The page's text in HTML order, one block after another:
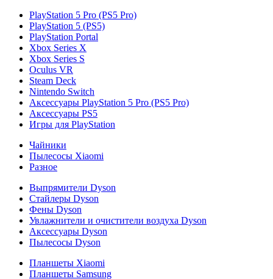
PlayStation 5 Pro (PS5 Pro)
PlayStation 5 (PS5)
PlayStation Portal
Xbox Series X
Xbox Series S
Oculus VR
Steam Deck
Nintendo Switch
Аксессуары PlayStation 5 Pro (PS5 Pro)
Аксессуары PS5
Игры для PlayStation
Чайники
Пылесосы Xiaomi
Разное
Выпрямители Dyson
Стайлеры Dyson
Фены Dyson
Увлажнители и очистители воздуха Dyson
Аксессуары Dyson
Пылесосы Dyson
Планшеты Xiaomi
Планшеты Samsung